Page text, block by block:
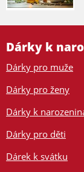
Dárky k
Dárky pro muže
Dárky pro ženy
Dárky k
Dárky pro děti
Dárek k svátku